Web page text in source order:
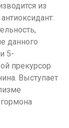
из
антиоксидант:
данного
5-
прекурсор
Выступает